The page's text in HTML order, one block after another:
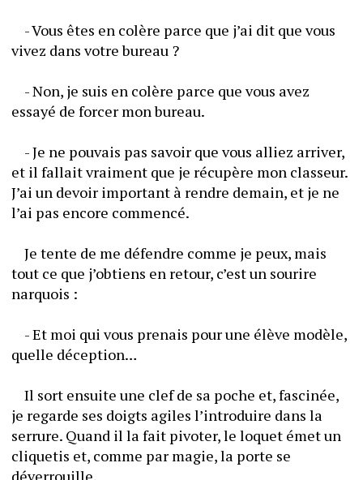
	- Vous êtes en colère parce que j’ai dit que vous
vivez dans votre bureau ?
	- Non, je suis en colère parce que vous avez
essayé de forcer mon bureau.
	- Je ne pouvais pas savoir que vous alliez arriver,
et il fallait vraiment que je récupère mon classeur.
J’ai un devoir important à rendre demain, et je ne
l’ai pas encore commencé.
	Je tente de me défendre comme je peux, mais
tout ce que j’obtiens en retour, c’est un sourire
narquois :
	- Et moi qui vous prenais pour une élève modèle,
quelle déception…
	Il sort ensuite une clef de sa poche et, fascinée,
je regarde ses doigts agiles l’introduire dans la
serrure. Quand il la fait pivoter, le loquet émet un
cliquetis et, comme par magie, la porte se